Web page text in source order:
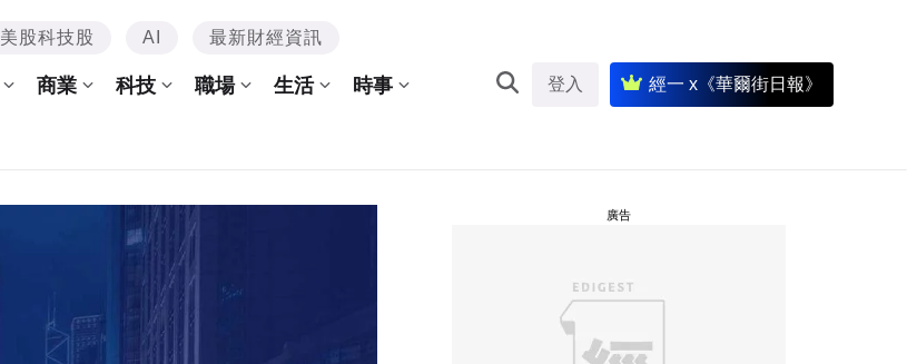
美股科技股 AI 最新財經資訊
商業 科技 職場 生活 時事 登入 經一 x《華爾街日報》
廣告